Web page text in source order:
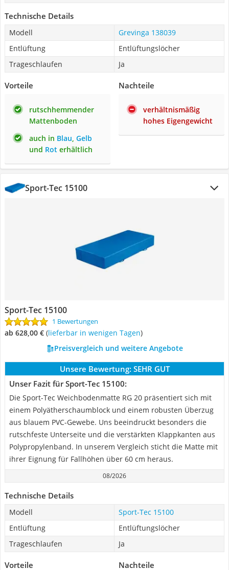
Technische Details
Modell
Grevinga 138039
Entlüftung
Entlüftungslöcher
Trageschlaufen
Ja
Vorteile
rutschhemmender
Mattenboden
auch in Blau, Gelb
und Rot erhältlich
Nachteile
verhältnismäßig
hohes Eigengewicht
Sport-Tec 15100
Sport-Tec 15100
1 Bewertungen
ab 628,00 € ( Lieferbar in wenigen Tagen)
Preisvergleich und weitere Angebote
Unsere Bewertung: SEHR GUT
Unser Fazit für Sport-Tec 15100:
Die Sport-Tec Weichbodenmatte RG 20 präsentiert sich mit
einem Polyätherschaumblock und einem robusten Überzug
aus blauem PVC-Gewebe. Uns beeindruckt besonders die
rutschfeste Unterseite und die verstärkten Klappkanten aus
Polypropylenband. In unserem Vergleich sticht die Matte mit
ihrer Eignung für Fallhöhen über 60 cm heraus.
08/2026
Technische Details
Modell
Sport-Tec 15100
Entlüftung
Entlüftungslöcher
Trageschlaufen
Ja
Vorteile Nachteile